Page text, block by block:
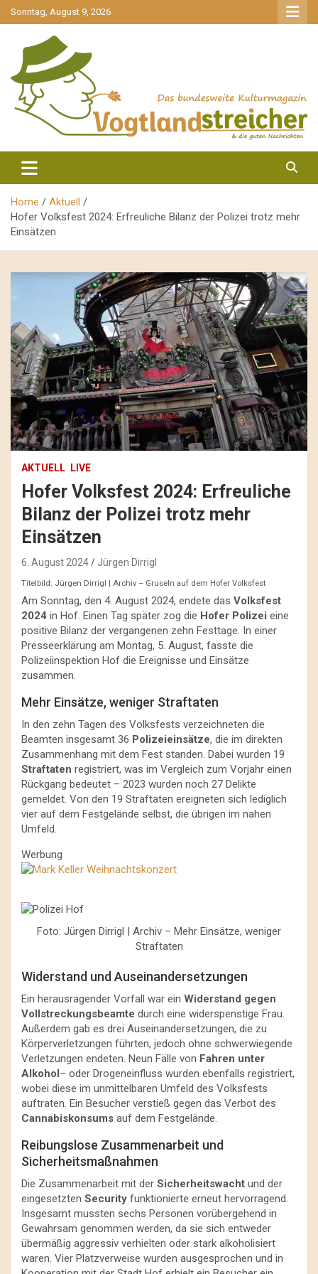
gehe
zum
Sonntag, August 9, 2026
Vogtlandstreicher
Home
Aktuell
Hofer Volksfest 2024: Erfreuliche Bilanz der Polizei trotz mehr
Einsätzen
AKTUELL LIVE
Hofer Volksfest 2024: Erfreuliche
Bilanz der Polizei trotz mehr
Einsätzen
6. August 2024 Jürgen Dirrigl
Titelbild: Jürgen Dirrigl | Archiv – Gruseln auf dem Hofer Volksfest
Am Sonntag, den 4. August 2024, endete das Volksfest
2024 in Hof. Einen Tag später zog die Hofer Polizei eine
positive Bilanz der vergangenen zehn Festtage. In einer
Presseerklärung am Montag, 5. August, fasste die
Polizeiinspektion Hof die Ereignisse und Einsätze
zusammen.
Mehr Einsätze, weniger Straftaten
In den zehn Tagen des Volksfests verzeichneten die
Beamten insgesamt 36 Polizeieinsätze, die im direkten
Zusammenhang mit dem Fest standen. Dabei wurden 19
Straftaten registriert, was im Vergleich zum Vorjahr einen
Rückgang bedeutet – 2023 wurden noch 27 Delikte
gemeldet. Von den 19 Straftaten ereigneten sich lediglich
vier auf dem Festgelände selbst, die übrigen im nahen
Umfeld.
Werbung
Foto: Jürgen Dirrigl | Archiv – Mehr Einsätze, weniger
Straftaten
Widerstand und Auseinandersetzungen
Ein herausragender Vorfall war ein Widerstand gegen
Vollstreckungsbeamte durch eine widerspenstige Frau.
Außerdem gab es drei Auseinandersetzungen, die zu
Körperverletzungen führten, jedoch ohne schwerwiegende
Verletzungen endeten. Neun Fälle von Fahren unter
Alkohol– oder Drogeneinfluss wurden ebenfalls registriert,
wobei diese im unmittelbaren Umfeld des Volksfests
auftraten. Ein Besucher verstieß gegen das Verbot des
Cannabiskonsums auf dem Festgelände.
Reibungslose Zusammenarbeit und
Sicherheitsmaßnahmen
Die Zusammenarbeit mit der Sicherheitswacht und der
eingesetzten Security funktionierte erneut hervorragend.
Insgesamt mussten sechs Personen vorübergehend in
Gewahrsam genommen werden, da sie sich entweder
übermäßig aggressiv verhielten oder stark alkoholisiert
waren. Vier Platzverweise wurden ausgesprochen und in